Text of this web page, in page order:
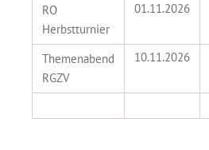
RO
Herbstturnier
01.11.2026
Themenabend
RGZV
10.11.2026